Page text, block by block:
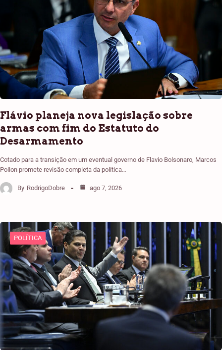
Flávio planeja nova legislação sobre
armas com fim do Estatuto do
Desarmamento
Cotado para a transição em um eventual governo de Flavio Bolsonaro, Marcos
Pollon promete revisão completa da política…
By RodrigoDobre ago 7, 2026
POLÍTICA